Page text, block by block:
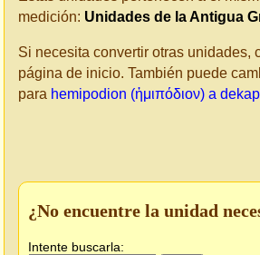
medición: Unidades de la Antigua
Si necesita convertir otras unidades,
página de inicio. También puede
para hemipodion (ἡμιπόδιον) a
¿No encuentre la unidad
Intente buscarla: